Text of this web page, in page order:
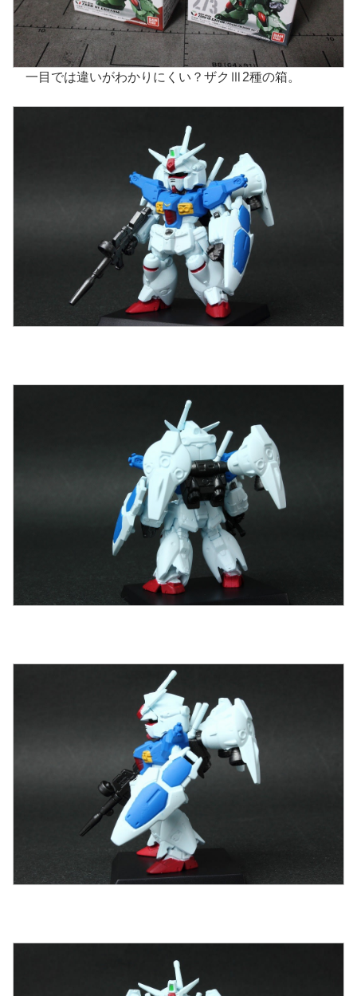
一目では違いがわかりにくい？ザクⅢ2種の箱。